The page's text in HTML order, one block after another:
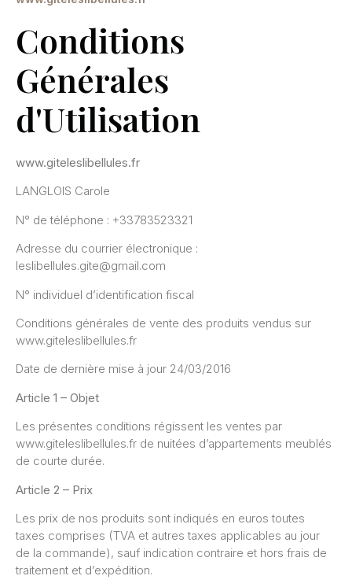
Conditions
Générales
d'Utilisation
www.giteleslibellules.fr
LANGLOIS Carole
N° de téléphone : +33783523321
Adresse du courrier électronique :
leslibellules.gite@gmail.com
N° individuel d’identification fiscal
Conditions générales de vente des produits vendus sur
www.giteleslibellules.fr
Date de dernière mise à jour 24/03/2016
Article 1 – Objet
Les présentes conditions régissent les ventes par
www.giteleslibellules.fr de nuitées d’appartements meublés
de courte durée.
Article 2 – Prix
Les prix de nos produits sont indiqués en euros toutes
taxes comprises (TVA et autres taxes applicables au jour
de la commande), sauf indication contraire et hors frais de
traitement et d’expédition.